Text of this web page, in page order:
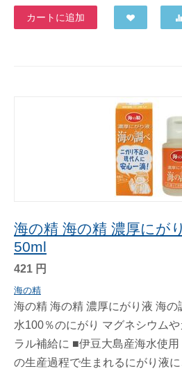
カートに追加
海の精 海の精 濃厚にが
50ml
421 円
海の精
海の精 海の精 濃厚にがり液 海
水100％のにがり マグネシウム
ラル補給に ■伊豆大島産海水使用
の生産過程で生まれるにがり液